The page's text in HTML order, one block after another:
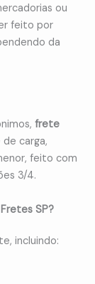
ou
feito por
da
frete
carga,
feito com
3/4.
SP?
incluindo: